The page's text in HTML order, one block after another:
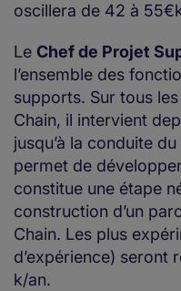
oscillera de 42 à
Le Chef de Projet
l’ensemble des
supports. Sur tous
Chain, il intervient
jusqu’à la conduite
permet de
constitue une étape
construction d’un
Chain. Les plus
d’expérience) seront
k/an.